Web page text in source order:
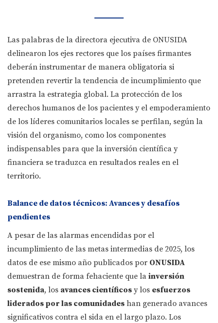
Las palabras de la directora ejecutiva de ONUSIDA
delinearon los ejes rectores que los países firmantes
deberán instrumentar de manera obligatoria si
pretenden revertir la tendencia de incumplimiento que
arrastra la estrategia global. La protección de los
derechos humanos de los pacientes y el empoderamiento
de los líderes comunitarios locales se perfilan, según la
visión del organismo, como los componentes
indispensables para que la inversión científica y
financiera se traduzca en resultados reales en el
territorio.
Balance de datos técnicos: Avances y desafíos
pendientes
A pesar de las alarmas encendidas por el
incumplimiento de las metas intermedias de 2025, los
datos de ese mismo año publicados por ONUSIDA
demuestran de forma fehaciente que la inversión
sostenida, los avances científicos y los esfuerzos
liderados por las comunidades han generado avances
significativos contra el sida en el largo plazo. Los